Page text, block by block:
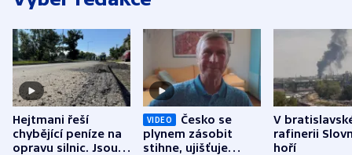
Hejtmani řeší
chybějící peníze na
opravu silnic. Jsou
VIDEO
Česko se
plynem zásobit
stihne, ujišťuje
V
rafinerii
hoří